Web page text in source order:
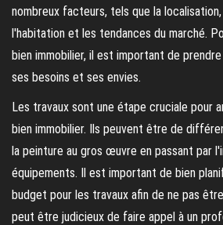
nombreux facteurs, tels que la
l'habitation et les tendances du marché.
bien immobilier, il est important de
ses besoins et ses envies.
Les travaux sont une étape cruciale pour
bien immobilier. Ils peuvent être de
la peinture au gros œuvre en passant par
équipements. Il est important de bien
budget pour les travaux afin de ne pas
peut être judicieux de faire appel à un